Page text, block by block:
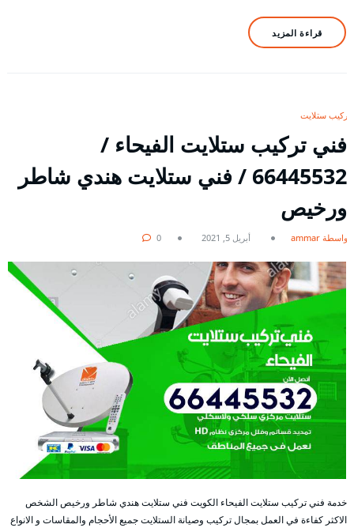
قراءة المزيد
تركيب ستلايت
فني تركيب ستلايت الفيحاء /
66445532 / فني ستلايت هندي شاطر
ورخيص
بواسطة ammar أبريل 5, 2021 0
خدمة فني تركيب ستلايت الفيحاء الكويت فني ستلايت هندي شاطر ورخيص الشخص
الاكثر كفاءة في العمل بمجال تركيب وصيانة الستلايت جميع الأحجام والمقاسات و الانواع